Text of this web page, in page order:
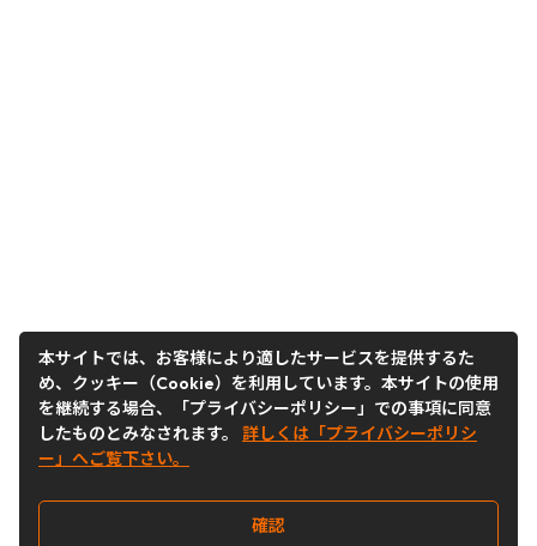
本サイトでは、お客様により適したサービスを提供するた
め、クッキー（Cookie）を利用しています。本サイトの使用
を継続する場合、「プライバシーポリシー」での事項に同意
したものとみなされます。 詳しくは「プライバシーポリシ
ー」へご覧下さい。
確認